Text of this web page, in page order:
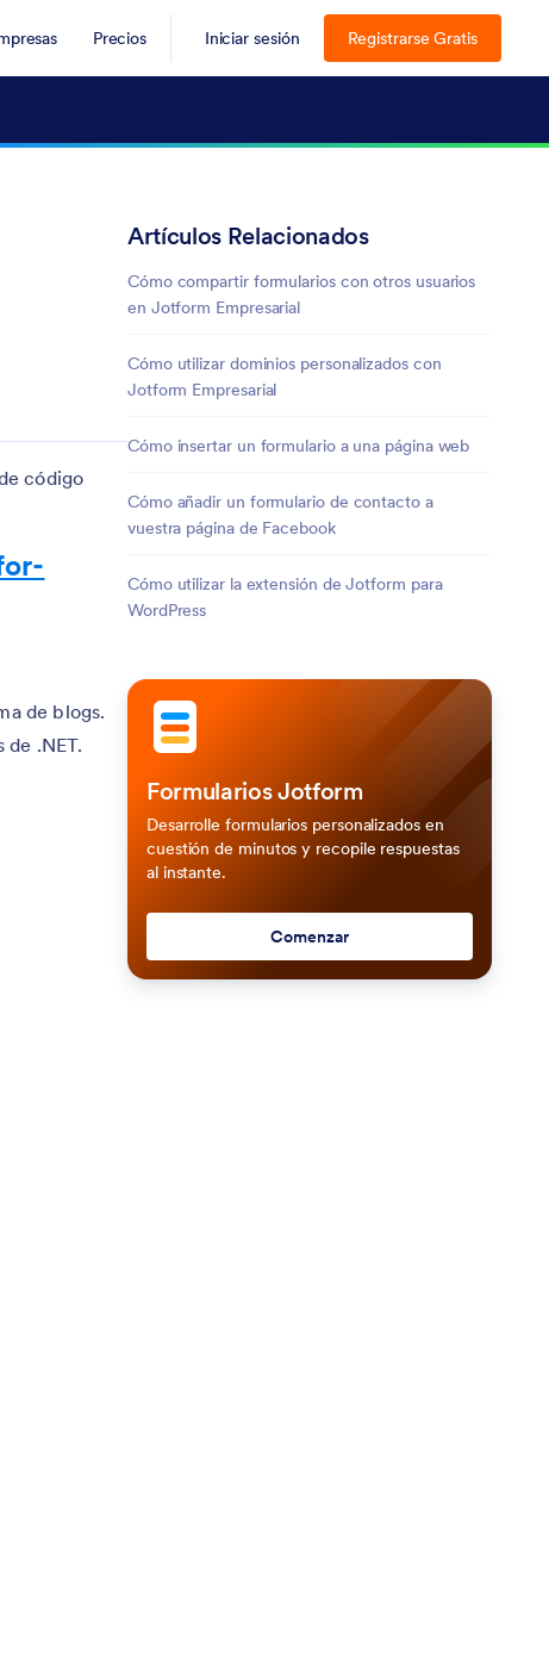
Precios Iniciar sesión Registrarse Gratis
código
de blogs.
.NET.
Artículos Relacionados
Cómo compartir formularios con otros usuarios
en Jotform Empresarial
Cómo utilizar dominios personalizados con
Jotform Empresarial
Cómo insertar un formulario a una página web
Cómo añadir un formulario de contacto a
vuestra página de Facebook
Cómo utilizar la extensión de Jotform para
WordPress
Formularios Jotform
Desarrolle formularios personalizados en
cuestión de minutos y recopile respuestas
al instante.
Comenzar